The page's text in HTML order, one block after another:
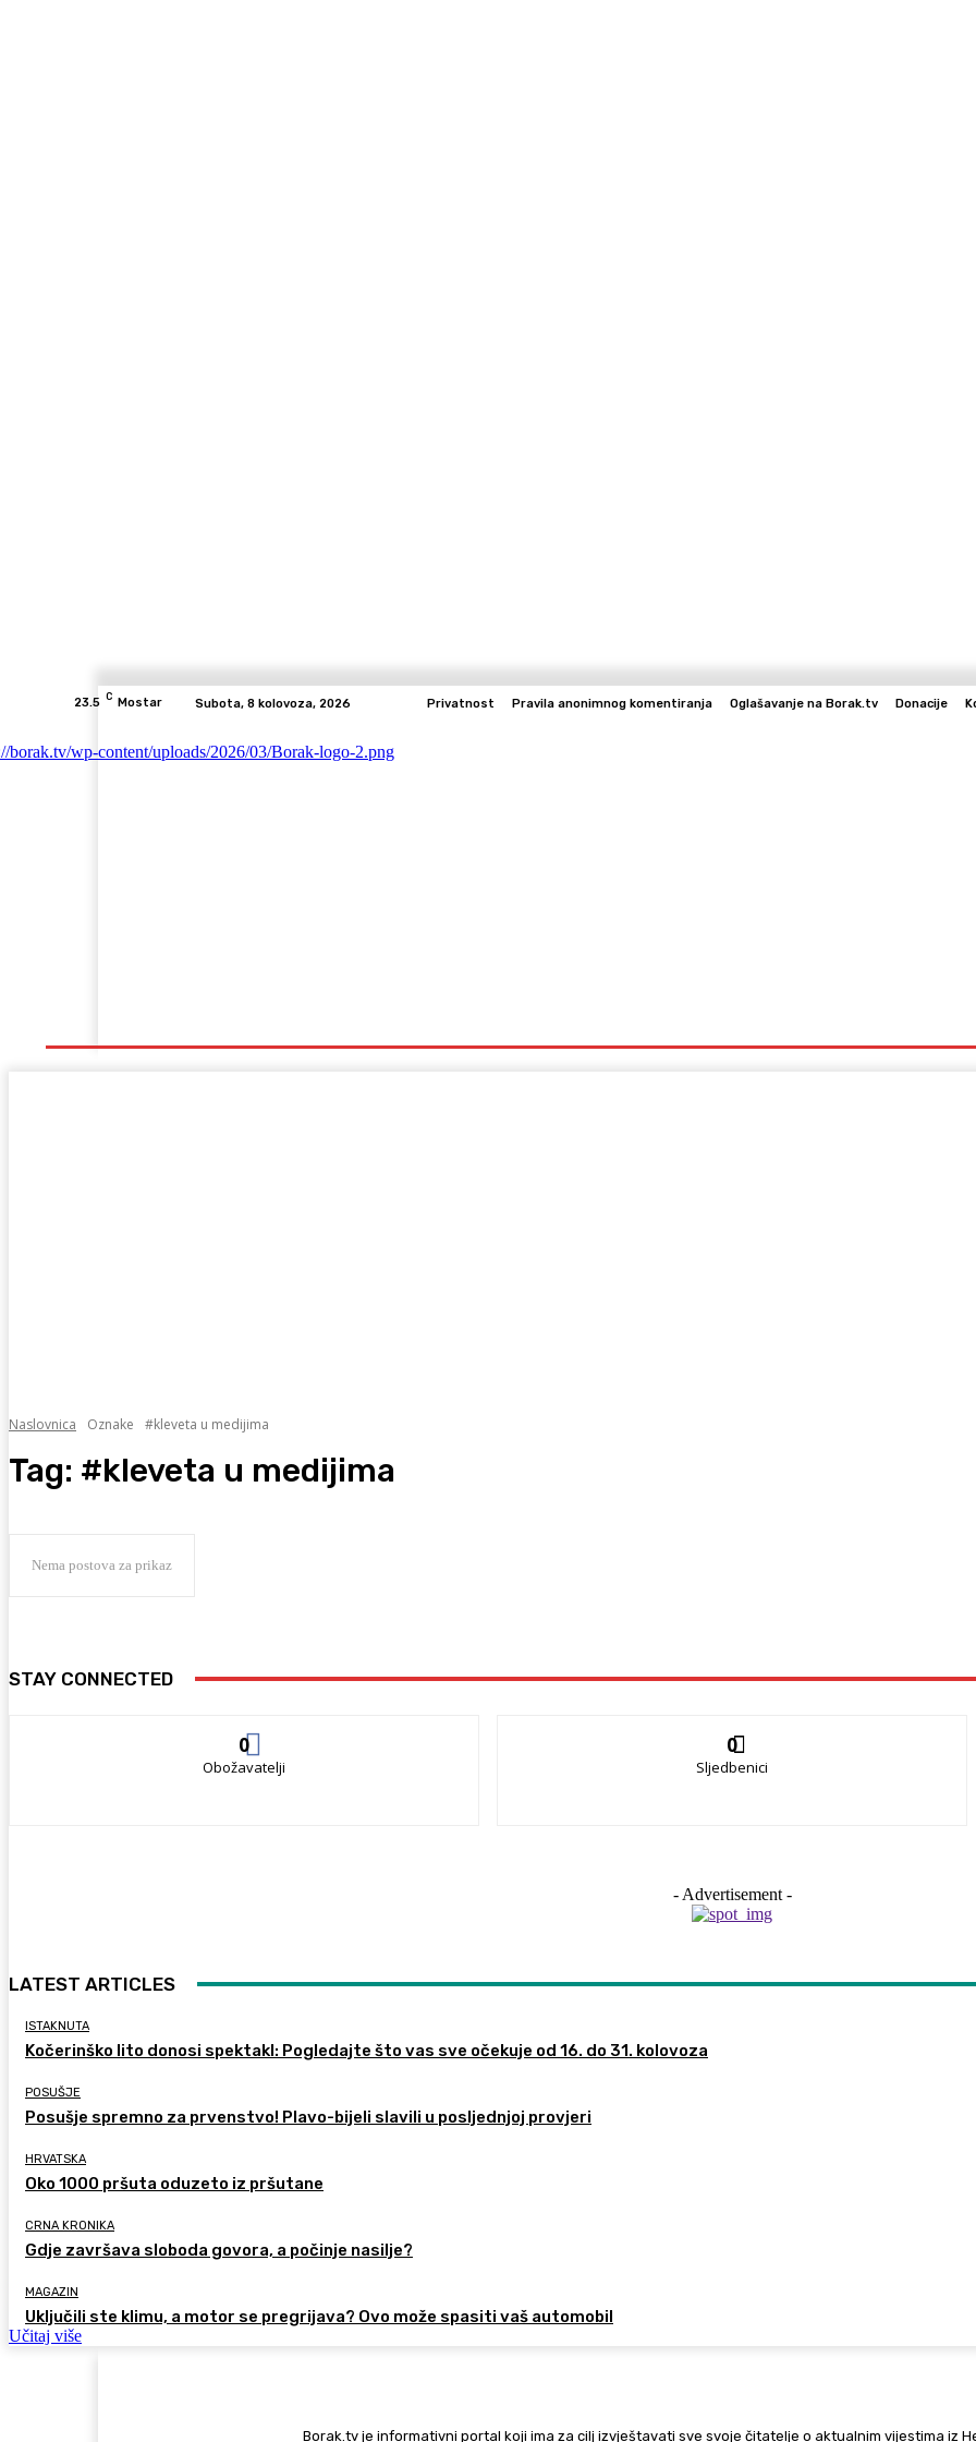
23.5 C Mostar Subota, 8 kolovoza, 2026 Privatnost Pravila anonimnog komentiranja Oglašavanje na Borak.tv Donacije
Naslovnica Oznake #kleveta u medijima
Tag: #kleveta u medijima
Nema postova za prikaz
STAY CONNECTED
0
Obožavatelji
0
Sljedbenici
- Advertisement -
LATEST ARTICLES
ISTAKNUTA
Kočerinško lito donosi spektakl: Pogledajte što vas sve očekuje od 16. do 31. kolovoza
POSUŠJE
Posušje spremno za prvenstvo! Plavo-bijeli slavili u posljednjoj provjeri
HRVATSKA
Oko 1000 pršuta oduzeto iz pršutane
CRNA KRONIKA
Gdje završava sloboda govora, a počinje nasilje?
MAGAZIN
Uključili ste klimu, a motor se pregrijava? Ovo može spasiti vaš automobil
Učitaj više
Borak.tv je informativni portal koji ima za cilj izvještavati sve svoje čitatelje o aktualnim vijestima iz